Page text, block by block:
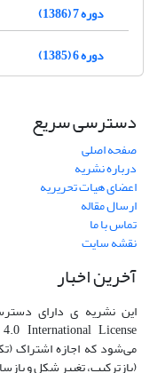
دوره 7 (1386)
دوره 6 (1385)
دسترسی سریع
صفحه اصلی
درباره نشریه
اعضای هیات تحریریه
ارسال مقاله
تماس با ما
نقشه سایت
آخرین اخبار
این نشریه ی دارای
می‌شود که اجازه اشتراک
(بازترکیب، تغییر شکل و